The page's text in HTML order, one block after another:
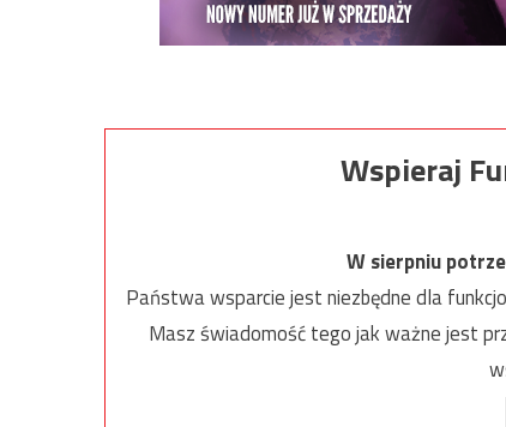
Wspieraj
W sierpniu
Państwa wsparcie jest niezbędne dla
Masz świadomość tego jak ważne jest